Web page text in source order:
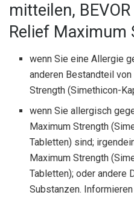
mitteilen,
Relief Maximum
wenn Sie eine Allergie
anderen Bestandteil
Strength (Simethicon-
wenn Sie allergisch
Maximum Strength
Tabletten) sind;
Maximum Strength
Tabletten); oder andere
Substanzen.